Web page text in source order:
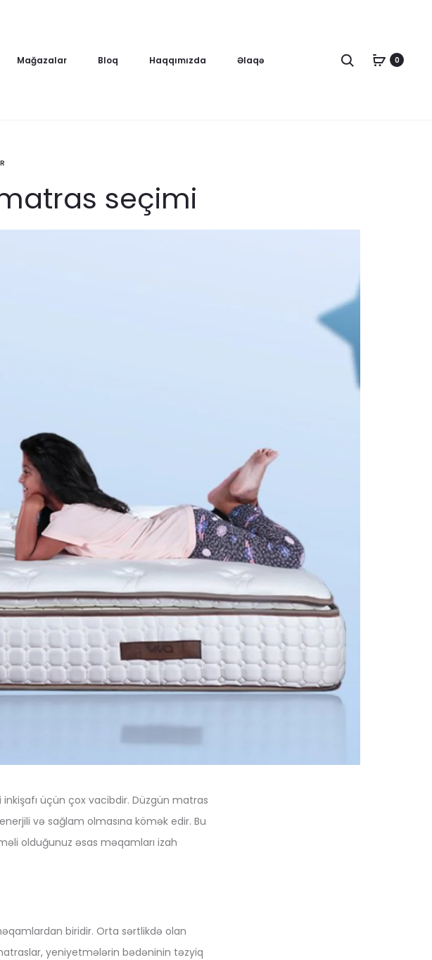
Mağazalar Bloq Haqqımızda Əlaqə Axtar 0
seçimi
üçün çox vacibdir. Düzgün matras
və sağlam olmasına kömək edir. Bu
olduğunuz əsas məqamları izah
biridir. Orta sərtlikdə olan
yeniyetmələrin bədəninin təzyiq